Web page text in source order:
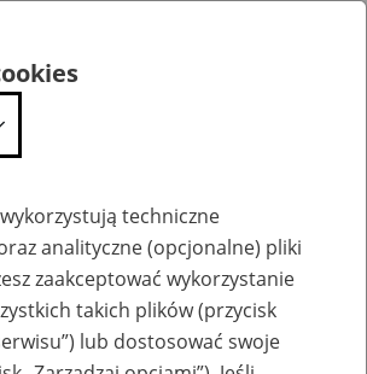
techniczne
analityczne (opcjonalne) pliki
zaakceptować wykorzystanie
takich plików (przycisk
lub dostosować swoje